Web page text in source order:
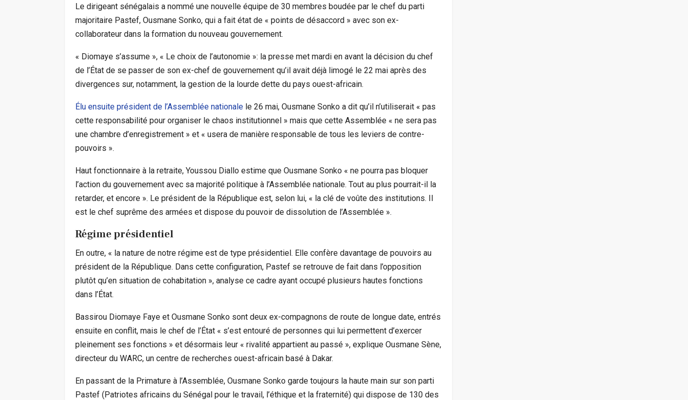
Le dirigeant sénégalais a nommé une nouvelle équipe de 30 membres boudée par le chef du parti
majoritaire Pastef, Ousmane Sonko, qui a fait état de « points de désaccord » avec son ex-
collaborateur dans la formation du nouveau gouvernement.
« Diomaye s’assume », « Le choix de l’autonomie »: la presse met mardi en avant la décision du chef
de l’État de se passer de son ex-chef de gouvernement qu’il avait déjà limogé le 22 mai après des
divergences sur, notamment, la gestion de la lourde dette du pays ouest-africain.
Élu ensuite président de l’Assemblée nationale le 26 mai, Ousmane Sonko a dit qu’il n’utiliserait « pas
cette responsabilité pour organiser le chaos institutionnel » mais que cette Assemblée « ne sera pas
une chambre d’enregistrement » et « usera de manière responsable de tous les leviers de contre-
pouvoirs ».
Haut fonctionnaire à la retraite, Youssou Diallo estime que Ousmane Sonko « ne pourra pas bloquer
l’action du gouvernement avec sa majorité politique à l’Assemblée nationale. Tout au plus pourrait-il la
retarder, et encore ». Le président de la République est, selon lui, « la clé de voûte des institutions. Il
est le chef suprême des armées et dispose du pouvoir de dissolution de l’Assemblée ».
Régime présidentiel
En outre, « la nature de notre régime est de type présidentiel. Elle confère davantage de pouvoirs au
président de la République. Dans cette configuration, Pastef se retrouve de fait dans l’opposition
plutôt qu’en situation de cohabitation », analyse ce cadre ayant occupé plusieurs hautes fonctions
dans l’État.
Bassirou Diomaye Faye et Ousmane Sonko sont deux ex-compagnons de route de longue date, entrés
ensuite en conflit, mais le chef de l’État « s’est entouré de personnes qui lui permettent d’exercer
pleinement ses fonctions » et désormais leur « rivalité appartient au passé », explique Ousmane Sène,
directeur du WARC, un centre de recherches ouest-africain basé à Dakar.
En passant de la Primature à l’Assemblée, Ousmane Sonko garde toujours la haute main sur son parti
Pastef (Patriotes africains du Sénégal pour le travail, l’éthique et la fraternité) qui dispose de 130 des